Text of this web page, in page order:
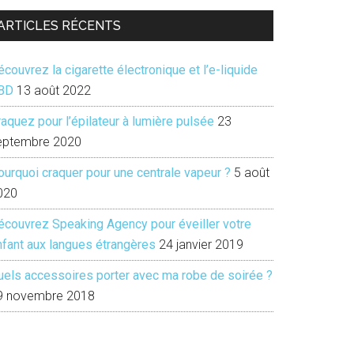
RÉCENTS
la cigarette électronique et l’e-liquide
13 août 2022
pour l’épilateur à lumière pulsée 23
2020
craquer pour une centrale vapeur ? 5 août
Speaking Agency pour éveiller votre
aux langues étrangères 24 janvier 2019
accessoires porter avec ma robe de soirée ?
novembre 2018